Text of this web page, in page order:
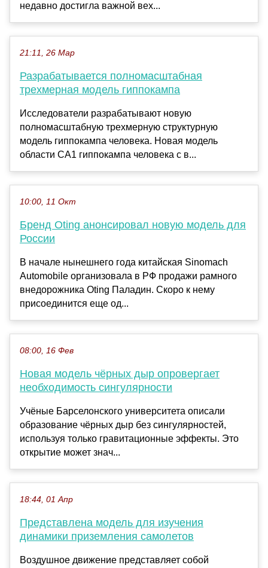
недавно достигла важной вех...
21:11, 26 Мар
Разрабатывается полномасштабная
трехмерная модель гиппокампа
Исследователи разрабатывают новую
полномасштабную трехмерную структурную
модель гиппокампа человека. Новая модель
области CA1 гиппокампа человека с в...
10:00, 11 Окт
Бренд Oting анонсировал новую модель для
России
В начале нынешнего года китайская Sinomach
Automobile организовала в РФ продажи рамного
внедорожника Oting Паладин. Скоро к нему
присоединится еще од...
08:00, 16 Фев
Новая модель чёрных дыр опровергает
необходимость сингулярности
Учёные Барселонского университета описали
образование чёрных дыр без сингулярностей,
используя только гравитационные эффекты. Это
открытие может знач...
18:44, 01 Апр
Представлена модель для изучения
динамики приземления самолетов
Воздушное движение представляет собой